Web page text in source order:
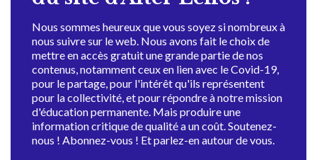
Nous sommes heureux que vous soyez si nombreux à
nous suivre sur le web. Nous avons fait le choix de
mettre en accès gratuit une grande partie de nos
contenus, notamment ceux en lien avec le Covid-19,
pour le partage, pour l'intérêt qu'ils représentent
pour la collectivité, et pour répondre à notre mission
d'éducation permanente. Mais produire une
information critique de qualité a un coût. Soutenez-
nous ! Abonnez-vous ! Et parlez-en autour de vous.